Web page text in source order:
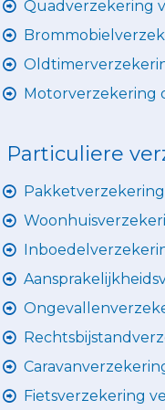
Quadverzekering
Motorverzekering
Particuliere
Fietsverzekering